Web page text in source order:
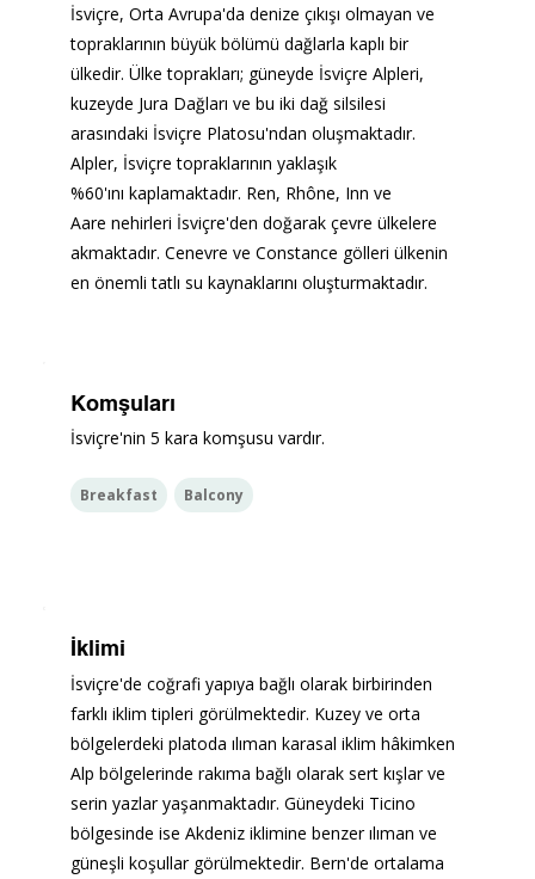
İsviçre, Orta Avrupa'da denize çıkışı olmayan ve
topraklarının büyük bölümü dağlarla kaplı bir
ülkedir. Ülke toprakları; güneyde İsviçre Alpleri,
kuzeyde Jura Dağları ve bu iki dağ silsilesi
arasındaki İsviçre Platosu'ndan oluşmaktadır.
Alpler, İsviçre topraklarının yaklaşık
%60'ını kaplamaktadır. Ren, Rhône, Inn ve
Aare nehirleri İsviçre'den doğarak çevre ülkelere
akmaktadır. Cenevre ve Constance gölleri ülkenin
en önemli tatlı su kaynaklarını oluşturmaktadır.
Komşuları
İsviçre'nin 5 kara komşusu vardır.
Breakfast Balcony
İklimi
İsviçre'de coğrafi yapıya bağlı olarak birbirinden
farklı iklim tipleri görülmektedir. Kuzey ve orta
bölgelerdeki platoda ılıman karasal iklim hâkimken
Alp bölgelerinde rakıma bağlı olarak sert kışlar ve
serin yazlar yaşanmaktadır. Güneydeki Ticino
bölgesinde ise Akdeniz iklimine benzer ılıman ve
güneşli koşullar görülmektedir. Bern'de ortalama